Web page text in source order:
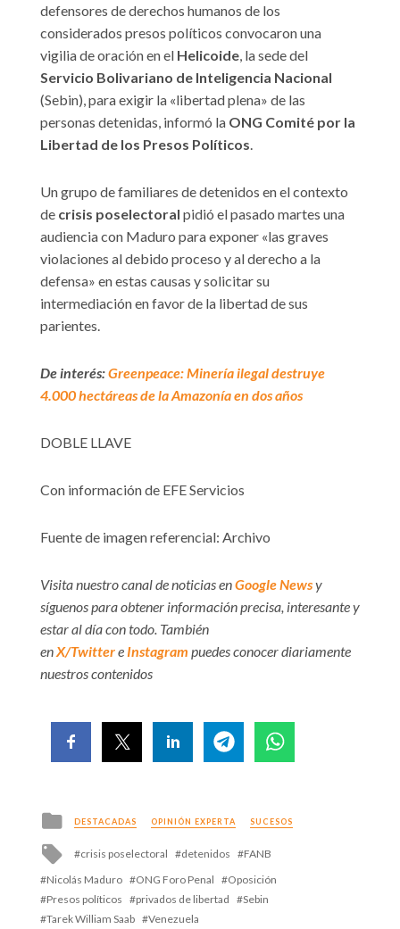
defensores de derechos humanos de los
considerados presos políticos convocaron una
vigilia de oración en el Helicoide, la sede del
Servicio Bolivariano de Inteligencia Nacional
(Sebin), para exigir la «libertad plena» de las
personas detenidas, informó la ONG Comité por la
Libertad de los Presos Políticos.
Un grupo de familiares de detenidos en el contexto
de crisis poselectoral pidió el pasado martes una
audiencia con Maduro para exponer «las graves
violaciones al debido proceso y al derecho a la
defensa» en estas causas y solicitar su
intermediación en favor de la libertad de sus
parientes.
De interés:Greenpeace: Minería ilegal destruye
4.000 hectáreas de la Amazonía en dos años
DOBLE LLAVE
Con información de EFE Servicios
Fuente de imagen referencial: Archivo
Visita nuestro canal de noticias enGoogle Newsy
síguenos para obtener información precisa, interesante y
estar al día con todo. También
enX/Twittere Instagram puedes conocer diariamente
nuestros contenidos
Posted
in
DESTACADAS OPINIÓN EXPERTA SUCESOS
Tagged
crisis poselectoral detenidos
FANB
Nicolás Maduro
ONG Foro Penal
Oposición
Presos políticos
privados de libertad
Sebin
Tarek William Saab
Venezuela